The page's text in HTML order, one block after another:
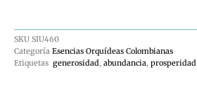
SKU SIU460
Categoría Esencias Orquídeas Colombianas
Etiquetas generosidad, abundancia, prosperidad